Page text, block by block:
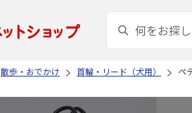
散歩・おでかけ 首輪・リード（犬用） ペ